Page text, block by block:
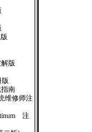
解版
版
指南
维修师注
注